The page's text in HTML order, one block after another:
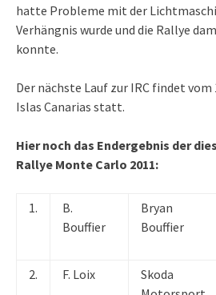
hatte Probleme mit der
Verhängnis wurde und die Rallye
konnte.
Der nächste Lauf zur IRC findet
Islas Canarias statt.
Hier noch das Endergebnis der
Rallye Monte Carlo 2011:
1.
B.
Bouffier
Bryan
Bouffier
2. F. Loix
Skoda